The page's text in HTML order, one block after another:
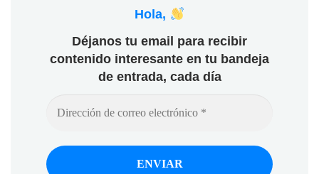
Hola,
Déjanos tu email para recibir
contenido interesante en tu bandeja
de entrada, cada día